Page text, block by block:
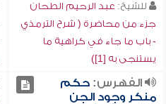
للشيخ: عبد الرحيم الطحان
جزء من محاضرة ( شرح الترمذي
- باب ما جاء في كراهية ما
يستنجى به [1])
الفهرس:حكم
منكر وجود الجن